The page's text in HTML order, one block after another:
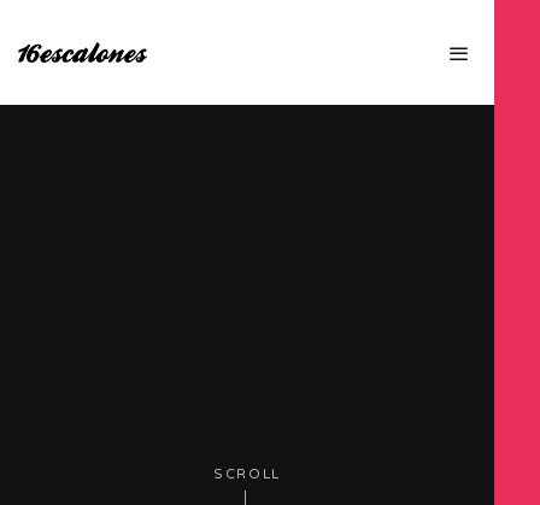
SCROLL